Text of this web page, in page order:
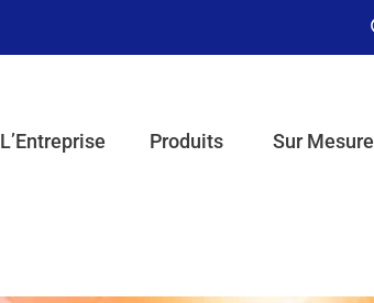
L’Entreprise Produits Sur Mesure